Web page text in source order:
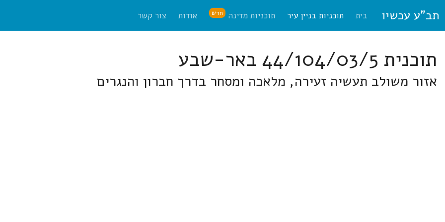
תב"ע עכשיו בית תוכניות בניין עיר תוכניות מדינה חדש אודות צור קשר
תוכנית 44/104/03/5 באר-שבע
אזור משולב תעשיה זעירה, מלאכה ומסחר בדרך חברון והנגרים